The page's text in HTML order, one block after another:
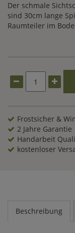
Der schmale
sind 30cm lange
Raumteiler im
Frostsicher &
2 Jahre Garantie
Handarbeit
kostenloser
Beschreibung